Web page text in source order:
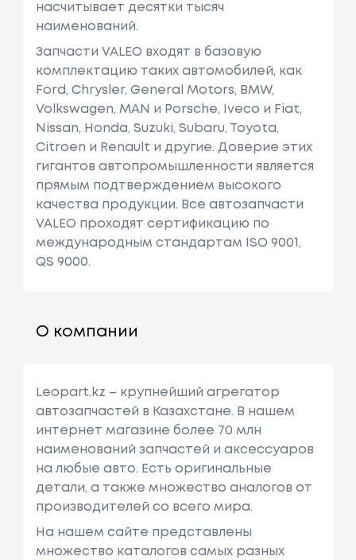
насчитывает десятки тысяч
наименований.
Запчасти VALEO входят в базовую
комплектацию таких автомобилей, как
Ford, Chrysler, General Motors, BMW,
Volkswagen, MAN и Porsche, Iveco и Fiat,
Nissan, Honda, Suzuki, Subaru, Toyota,
Citroen и Renault и другие. Доверие этих
гигантов автопромышленности является
прямым подтверждением высокого
качества продукции. Все автозапчасти
VALEO проходят сертификацию по
международным стандартам ISO 9001,
QS 9000.
О компании
Leopart.kz – крупнейший агрегатор
автозапчастей в Казахстане. В нашем
интернет магазине более 70 млн
наименований запчастей и аксессуаров
на любые авто. Есть оригинальные
детали, а также множество аналогов от
производителей со всего мира.
На нашем сайте представлены
множество каталогов самых разных